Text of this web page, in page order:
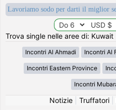
Lavoriamo sodo per darti il miglior
Trova single nelle aree di: Kuwait
Incontri Al Ahmadi Incontri Al
Incontri Eastern Province
Incontri
Notizie| Truffatori|